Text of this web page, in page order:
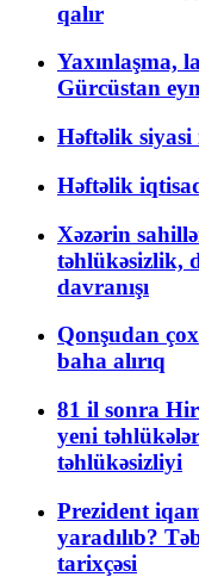
qalır
Yaxınlaşma,
Gürcüstan
Həftəlik siyasi
Həftəlik
Xəzərin
təhlükəsizlik,
davranışı
Qonşudan
baha alırıq
81 il sonra
yeni
təhlükəsizliyi
Prezident
yaradılıb?
tarixçəsi